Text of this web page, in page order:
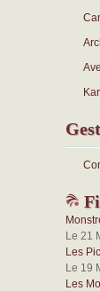
Le 21
Les
Le 19
Les